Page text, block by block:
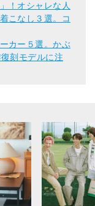
！オシャレな人
こなし３選。コ
カー５選。かぶ
刻モデルに注